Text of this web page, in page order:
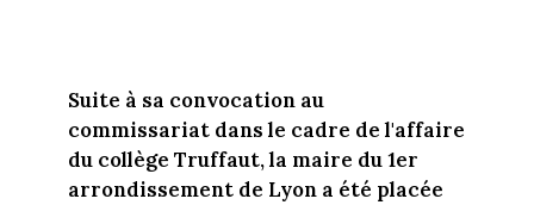
Suite à sa convocation au
commissariat dans le cadre de l'affaire
du collège Truffaut, la maire du 1er
arrondissement de Lyon a été placée